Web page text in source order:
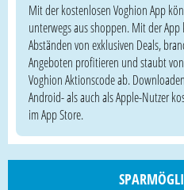
Mit der kostenlosen Voghion App
unterwegs aus shoppen. Mit der
Abständen von exklusiven Deals,
Angeboten profitieren und staubt
Voghion Aktionscode ab.
Android- als auch als Apple-Nutzer
im App Store.